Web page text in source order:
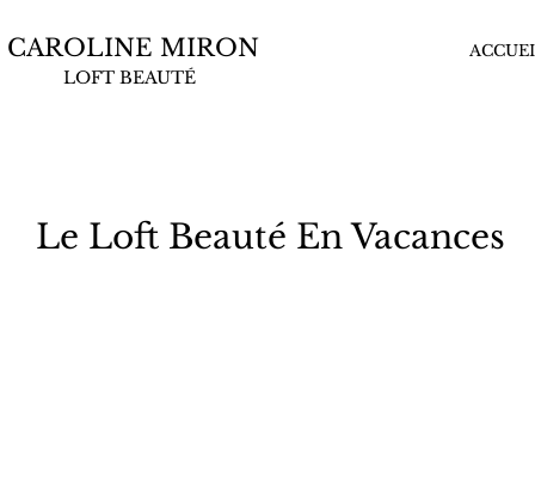
CAROLINE MIRON
LOFT BEAUTÉ
Le Loft Beauté En Vacances